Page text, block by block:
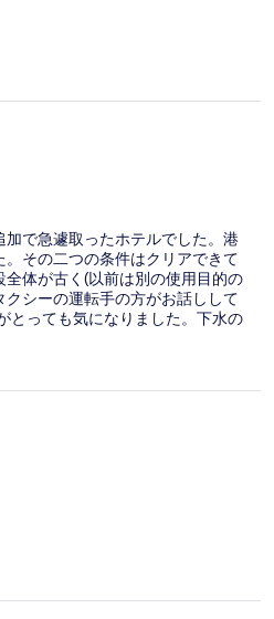
で急遽取ったホテルでした。港
その二つの条件はクリアできて
体が古く(以前は別の使用目的の
シーの運転手の方がお話しして
とっても気になりました。下水の
結構強めの臭いでした。 お部屋
い。あの臭いが消えない限り、